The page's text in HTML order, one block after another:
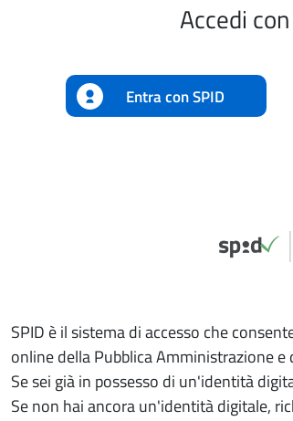
Accedi
Entra con SPID
SPID è il sistema di accesso che
online della Pubblica Amministrazione
Se sei già in possesso di un'identità
Se non hai ancora un'identità digitale,